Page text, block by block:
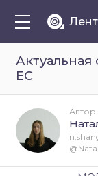
Актуальная
ЕС
Автор